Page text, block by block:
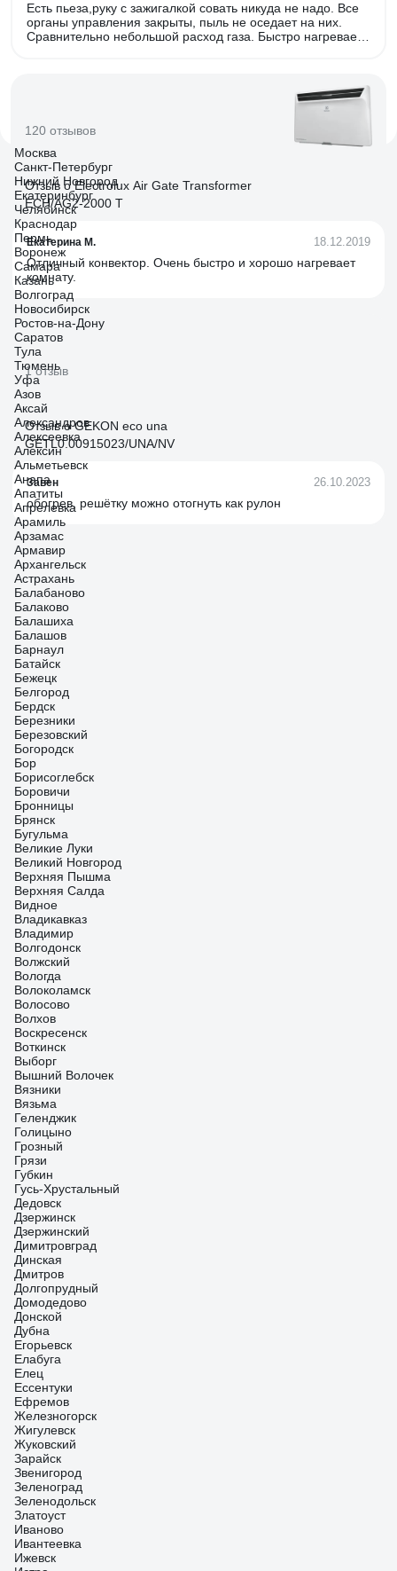
Есть пьеза,руку с зажигалкой совать никуда не надо. Все
органы управления закрыты, пыль не оседает на них.
Сравнительно небольшой расход газа. Быстро нагревает
120 отзывов
Отзыв о Electrolux Air Gate Transformer
ECH/AG2-2000 T
Екатерина М. 18.12.2019
Отличный конвектор. Очень быстро и хорошо нагревает
комнату.
1 отзыв
Отзыв о GEKON eco una
GETL0.00915023/UNA/NV
Завен 26.10.2023
обогрев, решётку можно отогнуть как рулон
Москва
Санкт-Петербург
Нижний Новгород
Екатеринбург
Челябинск
Краснодар
Пермь
Воронеж
Самара
Казань
Волгоград
Новосибирск
Ростов-на-Дону
Саратов
Тула
Тюмень
Уфа
Азов
Аксай
Александров
Алексеевка
Алексин
Альметьевск
Анапа
Апатиты
Апрелевка
Арамиль
Арзамас
Армавир
Архангельск
Астрахань
Балабаново
Балаково
Балашиха
Балашов
Барнаул
Батайск
Бежецк
Белгород
Бердск
Березники
Березовский
Богородск
Бор
Борисоглебск
Боровичи
Бронницы
Брянск
Бугульма
Великие Луки
Великий Новгород
Верхняя Пышма
Верхняя Салда
Видное
Владикавказ
Владимир
Волгодонск
Волжский
Вологда
Волоколамск
Волосово
Волхов
Воскресенск
Воткинск
Выборг
Вышний Волочек
Вязники
Вязьма
Геленджик
Голицыно
Грозный
Грязи
Губкин
Гусь-Хрустальный
Дедовск
Дзержинск
Дзержинский
Димитровград
Динская
Дмитров
Долгопрудный
Домодедово
Донской
Дубна
Егорьевск
Елабуга
Елец
Ессентуки
Ефремов
Железногорск
Жигулевск
Жуковский
Зарайск
Звенигород
Зеленоград
Зеленодольск
Златоуст
Иваново
Ивантеевка
Ижевск